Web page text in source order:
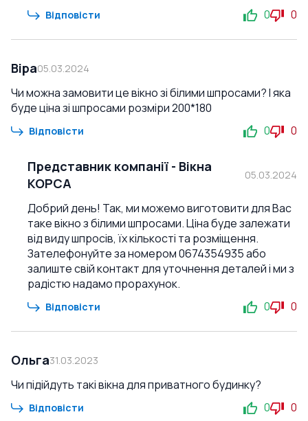
Відповісти 0 0
Віра05.03.2024
Чи можна замовити це вікно зі білими шпросами? І яка
буде ціна зі шпросами розміри 200*180
Відповісти 0 0
Представник компанії - Вікна
КОРСА
05.03.2024
Добрий день! Так, ми можемо виготовити для Вас
таке вікно з білими шпросами. Ціна буде залежати
від виду шпросів, їх кількості та розміщення.
Зателефонуйте за номером 0674354935 або
залиште свій контакт для уточнення деталей і ми з
радістю надамо прорахунок.
Відповісти 0 0
Ольга31.03.2023
Чи підійдуть такі вікна для приватного будинку?
Відповісти 0 0